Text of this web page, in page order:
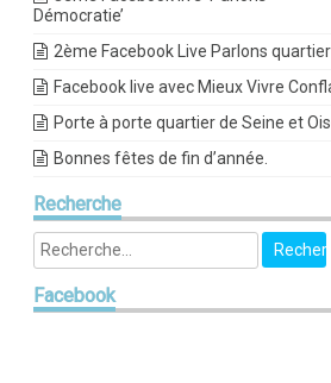
Démocratie’
2ème Facebook Live Parlons quartier
Facebook live avec Mieux Vivre
Porte à porte quartier de Seine et
Bonnes fêtes de fin d’année.
Recherche
Facebook